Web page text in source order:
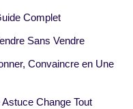
Complet
Sans Vendre
Convaincre en Une
Change Tout